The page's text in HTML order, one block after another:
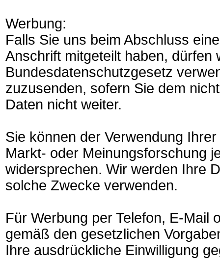
Werbung:
Falls Sie uns beim Abschluss
Anschrift mitgeteilt haben, dürfen
Bundesdatenschutzgesetz
zuzusenden, sofern Sie dem
Daten nicht weiter.
Sie können der Verwendung
Markt- oder Meinungsforschung
widersprechen. Wir werden Ihre
solche Zwecke verwenden.
Für Werbung per Telefon, E-Mail
gemäß den gesetzlichen
Ihre ausdrückliche Einwilligung